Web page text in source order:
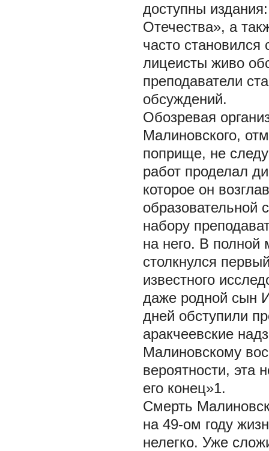
доступны
Отечества», а
часто
лицеисты живо
преподаватели
обсуждений.
Обозревая
Малиновского,
поприще, не
работ проделал
которое он
образовательной
набору
на него. В полной
столкнулся
известного
даже родной сын
дней обступили
аракчеевские
Малиновскому
вероятности, эта
его конец»1.
Смерть
на 49-ом году
нелегко. Уже